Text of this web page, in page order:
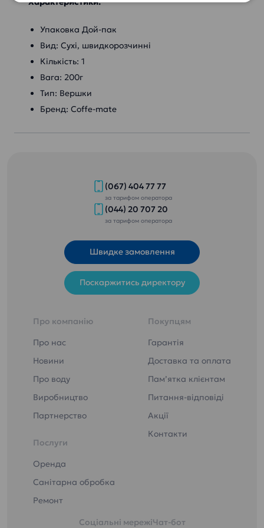
Упаковка Дой-пак
Вид: Сухі, швидкорозчинні
Кількість: 1
Вага: 200г
Тип: Вершки
Бренд: Coffe-mate
(067) 404 77 77
за тарифом оператора
(044) 20 707 20
за тарифом оператора
Швидке замовлення
Поскаржитись директору
Про компанію
Про нас
Новини
Про воду
Виробництво
Партнерство
Послуги
Оренда
Санітарна обробка
Ремонт
Покупцям
Гарантія
Доставка та оплата
Пам’ятка клієнтам
Питання-відповіді
Акції
Контакти
Соціальні мережіЧат-бот